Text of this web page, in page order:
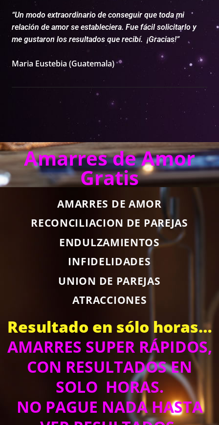
“Un modo extraordinario de conseguir que toda mi
relación de amor se estableciera. Fue fácil solicitarlo y
me gustaron los resultados que recibí. ¡Gracias!”
Maria Eustebia (Guatemala)
Amarres de Amor
Gratis
AMARRES DE AMOR
RECONCILIACION DE PAREJAS
ENDULZAMIENTOS
INFIDELIDADES
UNION DE PAREJAS
ATRACCIONES
Resultado en sólo horas…
AMARRES SUPER RÁPIDOS,
CON RESULTADOS EN
SOLO HORAS.
NO PAGUE NADA HASTA